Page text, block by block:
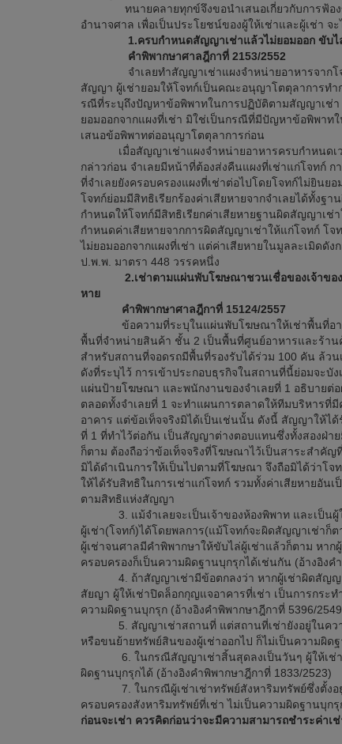
ทนายคลายทุกข์จึงขอนำเสนอเกี่ยวกับการฟ้องขั
อำนาจศาล เพื่อเป็นประโยชน์ของผู้ให้เช่าและผู้เช่า
1.ครบกำหนดสัญญาเช่าแล้วไม่ยอมออก ขับ
คำพิพากษาศาลฎีกาที่ 2153/2552
จำเลยทำสัญญาเช่าแผงจำหน่ายอาหารจากโจ
สัญญา ผู้เช่ายอมให้โจทก์เป็นคณะอนุญาโตตุลาการท
รณีที่ระบุถึงปัญหาข้อพิพาทในการปฏิบัติตามสัญญาเช่า
ยอมออกจากแผงที่เช่า มิใช่เป็นกรณีที่มีปัญหาข้อพิพาท
เสนอข้อพิพาทต่ออนุญาโตตุลาการก่อน
เมื่อสัญญาเช่าแผงจำหน่ายอาหารครบกำหนดเวล
กล่าวก่อน จำเลยมีหน้าที่ต้องส่งคืนแผงที่เช่าแก่โจทก์
ที่จำเลยยังครอบครองแผงที่เช่าต่อไปโดยโจทก์ไม่ยินย
โจทก์ย่อมมีสิทธิเรียกร้องค่าเสียหายจากจำเลยได้ทั้ง
กำหนดให้โจทก์มีสิทธิเรียกค่าเสียหายฐานผิดสัญญาเช่
กำหนดค่าเสียหายจากการผิดสัญญาเช่าให้แก่โจทก์ โจ
ไม่ยอมออกจากแผงที่เช่า แต่ค่าเสียหายในมูลละเมิดดั
ป.พ.พ. มาตรา 448 วรรคหนึ่ง
2.เช่าตามแผ่นพับโฆษณาชวนเชื่อของเจ้าขอ
หาย
คำพิพากษาศาลฎีกาที่ 15124/2557
ข้อความที่ระบุในแผ่นพับโฆษณาให้เช่าพื้นที่อาคา
พื้นที่จำหน่ายสินค้า ชั้น 2 เป็นพื้นที่ศูนย์อาหารและร้า
สำหรับสถานที่จอดรถมีพื้นที่รองรับได้ร่วม 100 คัน ล้วน
ดังที่ระบุไว้ การเข้าประกอบธุรกิจในสถานที่นี้ย่อมจะบั
แผ่นป้ายโฆษณา และพนักงานของจำเลยที่ 1 อธิบายต่
ตลอดทั้งจำเลยที่ 1 จะทำแผนการตลาดให้ทีมบริหารที่
อาคาร แต่ข้อเท็จจริงมิได้เป็นเช่นนั้น ดังนี้ สัญญาให้ไ
ที่ 1 ที่ทำไว้ต่อกัน เป็นสัญญาต่างตอบแทนซึ่งทั้งสองฝ่
ก็ตาม ต้องถือว่าข้อเท็จจริงที่โฆษณาไว้เป็นสาระสำคัญ
มิได้ดำเนินการให้เป็นไปตามที่โฆษณา จึงถือมิได้ว่าโจ
ให้ได้รับสิทธิในการเช่าแก่โจทก์ รวมทั้งค่าเสียหายอัน
ตามสิทธิแห่งสัญญา
3. แม้จำเลยจะเป็นเจ้าของห้องพิพาท และเป็นผู้ให้
ผู้เช่า(โจทก์)ได้โดยพลการ(แม้โจทก์จะผิดสัญญาเช่าก็
ผู้เช่าจนศาลมีคำพิพากษาให้ขับไล่ผู้เช่าแล้วก็ตาม หาก
ครอบครองก็เป็นความผิดฐานบุกรุกได้เช่นกัน (อ้างอิงค
4. ถ้าสัญญาเช่ามีข้อตกลงว่า หากผู้เช่าผิดสัญญาผู้
สัยญา ผู้ให้เช่าปิดล็อกกุญแจอาคารที่เช่า เป็นการกระ
ความผิดฐานบุกรุก (อ้างอิงคำพิพากษาฎีกาที่ 5396/
5. สัญญาเช่าสถานที่ แต่สถานที่เช่ายังอยู่ในความค
หรือขนย้ายทรัพย์สินของผู้เช่าออกไป ก็ไม่เป็นความผิด
6. ในกรณีสัญญาเช่าสิ้นสุดลงเป็นวันๆ ผู้ให้เช่ามีสิ
ผิดฐานบุกรุกได้ (อ้างอิงคำพิพากษาฎีกาที่ 1833/2523)
7. ในกรณีผู้เช่าเช่าทรัพย์สังหาริมทรัพย์ซึ่งตั้งอยู่บ
ครอบครองสังหาริมทรัพย์ที่เช่า ไม่เป็นความผิดฐานบุก
ก่อนจะเช่า ควรคิดก่อนว่าจะมีความสามารถชำระค่า